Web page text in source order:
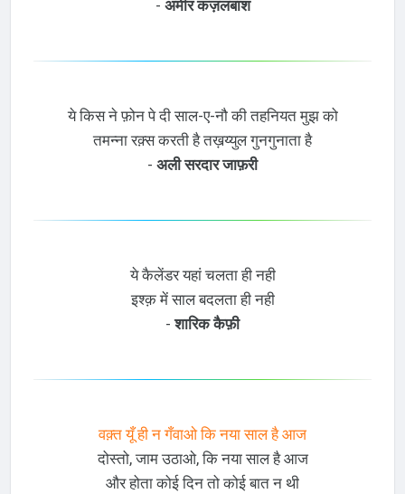
- अमीर कज़लबाश
ये किस ने फ़ोन पे दी साल-ए-नौ की तहनियत मुझ को
तमन्ना रक़्स करती है तख़य्युल गुनगुनाता है
- अली सरदार जाफ़री
ये कैलेंडर यहां चलता ही नही
इश्क़ में साल बदलता ही नही
-शारिक कैफ़ी
वक़्त यूँ ही न गँवाओ कि नया साल है आज
दोस्तो, जाम उठाओ, कि नया साल है आज
और होता कोई दिन तो कोई बात न थी